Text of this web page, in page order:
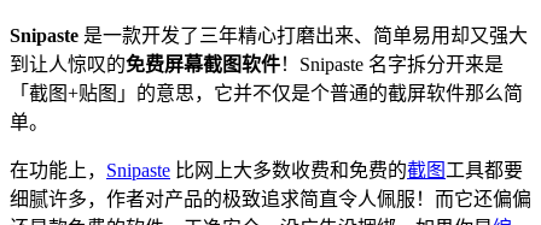
Snipaste 是一款开发了三年精心打磨出来、简单易用却又强大
到让人惊叹的免费屏幕截图软件！Snipaste 名字拆分开来是
「截图+贴图」的意思，它并不仅是个普通的截屏软件那么简
单。
在功能上， Snipaste 比网上大多数收费和免费的截图 工具都要
细腻许多，作者对产品的极致追求简直令人佩服！而它还偏偏